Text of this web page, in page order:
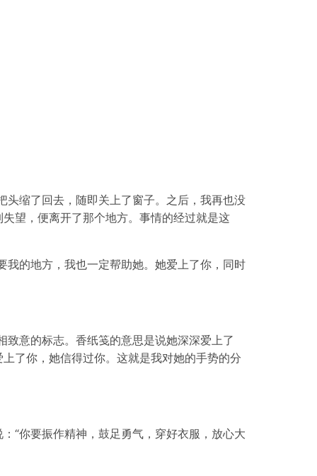
头缩了回去，随即关上了窗子。之后，我再也没
望，便离开了那个地方。事情的经过就是这
我的地方，我也一定帮助她。她爱上了你，同时
意的标志。香纸笺的意思是说她深深爱上了
了你，她信得过你。这就是我对她的手势的分
“你要振作精神，鼓足勇气，穿好衣服，放心大